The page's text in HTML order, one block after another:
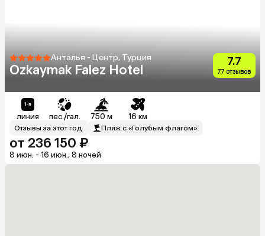
Анталья - Центр, Турция
Ozkaymak Falez Hotel
7.7
77 отзывов
линия пес./гал. 750 м 16 км
Отзывы за этот год Пляж с «Голубым флагом»
от 236 150 ₽
8 июн. - 16 июн., 8 ночей